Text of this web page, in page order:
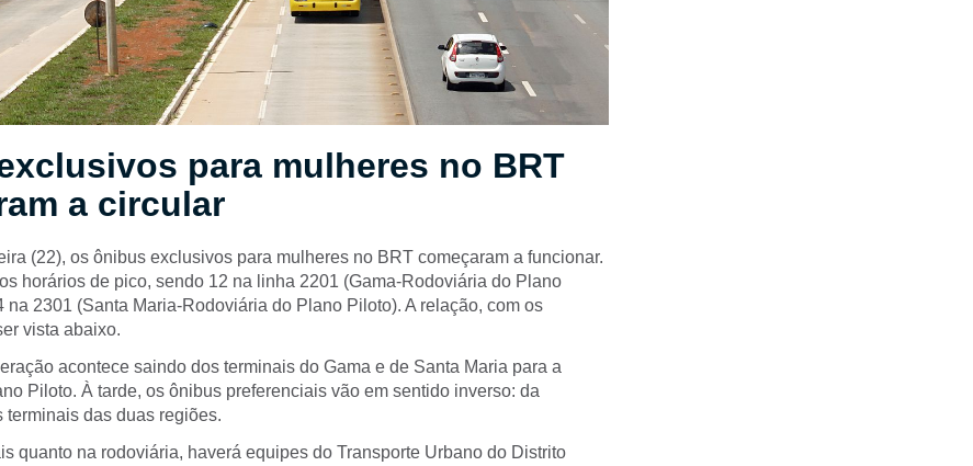
para mulheres no BRT
a circular
(22), os ônibus exclusivos para mulheres no BRT começaram a funcionar.
horários de pico, sendo 12 na linha 2201 (Gama-Rodoviária do Plano
na 2301 (Santa Maria-Rodoviária do Plano Piloto). A relação, com os
vista abaixo.
acontece saindo dos terminais do Gama e de Santa Maria para a
Piloto. À tarde, os ônibus preferenciais vão em sentido inverso: da
terminais das duas regiões.
quanto na rodoviária, haverá equipes do Transporte Urbano do Distrito